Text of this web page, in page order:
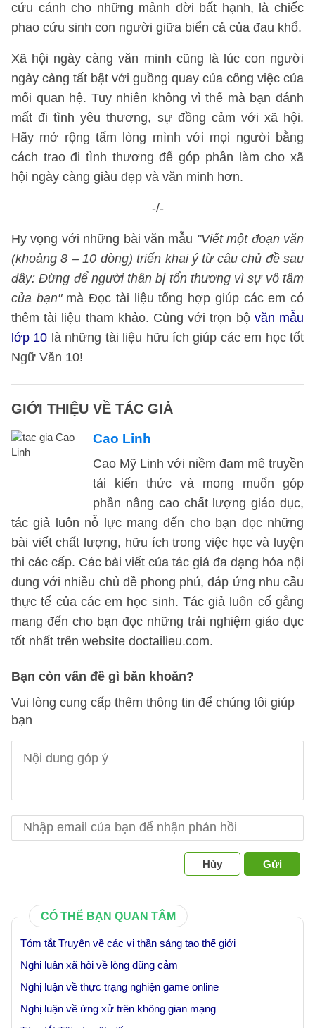
cứu cánh cho những mảnh đời bất hạnh, là chiếc
phao cứu sinh con người giữa biển cả của đau khổ.
Xã hội ngày càng văn minh cũng là lúc con người
ngày càng tất bật với guồng quay của công việc của
mối quan hệ. Tuy nhiên không vì thế mà bạn đánh
mất đi tình yêu thương, sự đồng cảm với xã hội.
Hãy mở rộng tấm lòng mình với mọi người bằng
cách trao đi tình thương để góp phần làm cho xã
hội ngày càng giàu đẹp và văn minh hơn.
-/-
Hy vọng với những bài văn mẫu "Viết một đoạn văn
(khoảng 8 – 10 dòng) triển khai ý từ câu chủ đề sau
đây: Đừng để người thân bị tổn thương vì sự vô tâm
của bạn"mà Đọc tài liệu tổng hợp giúp các em có
thêm tài liệu tham khảo. Cùng với trọn bộ văn mẫu
lớp 10 là những tài liệu hữu ích giúp các em học tốt
Ngữ Văn 10!
GIỚI THIỆU VỀ TÁC GIẢ
Cao Linh
Cao Mỹ Linh với niềm đam mê truyền
tải kiến thức và mong muốn góp
phần nâng cao chất lượng giáo dục,
tác giả luôn nỗ lực mang đến cho bạn đọc những
bài viết chất lượng, hữu ích trong việc học và luyện
thi các cấp. Các bài viết của tác giả đa dạng hóa nội
dung với nhiều chủ đề phong phú, đáp ứng nhu cầu
thực tế của các em học sinh. Tác giả luôn cố gắng
mang đến cho bạn đọc những trải nghiệm giáo dục
tốt nhất trên website doctailieu.com.
Bạn còn vấn đề gì băn khoăn?
Vui lòng cung cấp thêm thông tin để chúng tôi giúp
bạn
Hủy Gửi
CÓ THỂ BẠN QUAN TÂM
Tóm tắt Truyện về các vị thần sáng tạo thế giới
Nghị luận xã hội về lòng dũng cảm
Nghị luận về thực trạng nghiện game online
Nghị luận về ứng xử trên không gian mạng